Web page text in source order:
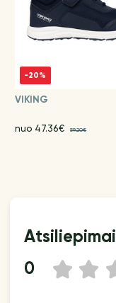
-20%
VIKING
nuo 47.36€ 59.20€
Atsiliepimai
0 3
2
1